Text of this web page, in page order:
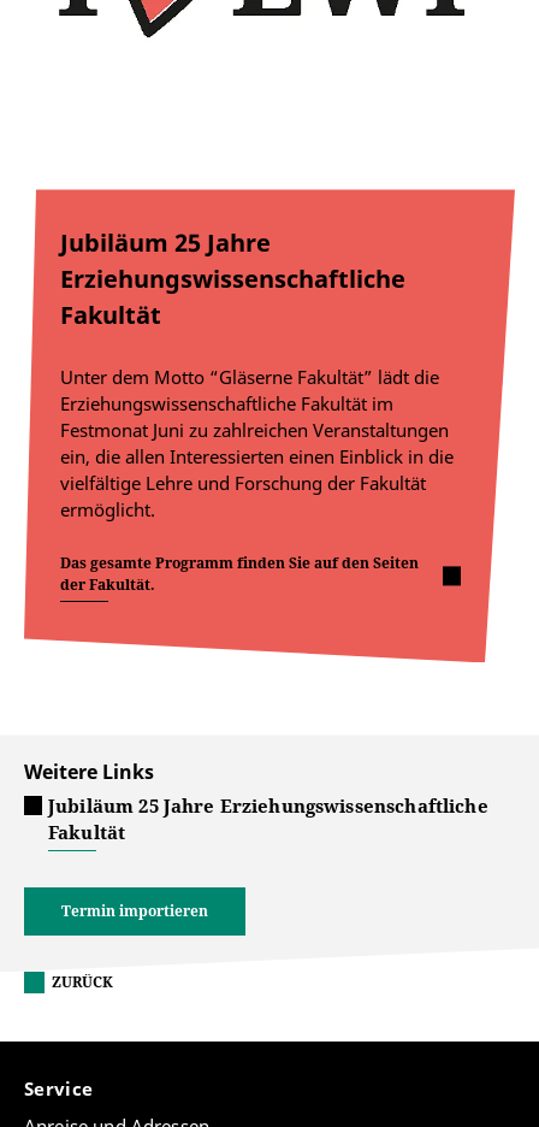
Jubiläum 25 Jahre
Erziehungswissenschaftliche
Fakultät
Unter dem Motto “Gläserne Fakultät” lädt die
Erziehungswissenschaftliche Fakultät im
Festmonat Juni zu zahlreichen Veranstaltungen
ein, die allen Interessierten einen Einblick in die
vielfältige Lehre und Forschung der Fakultät
ermöglicht.
Das gesamte Programm finden Sie auf den Seiten
der Fakultät.
Weitere Links
Jubiläum 25 Jahre Erziehungswissenschaftliche
Fakultät
Termin importieren
ZURÜCK
Service